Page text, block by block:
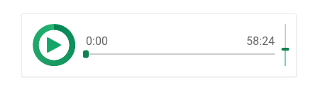
0:00 58:24